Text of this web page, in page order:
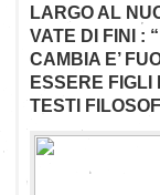
LARGO AL
VATE DI FINI :
CAMBIA E’
ESSERE FIGLI
TESTI